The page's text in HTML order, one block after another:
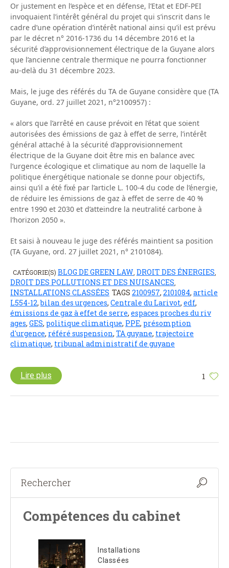
Or justement en l’espèce et en défense, l’Etat et EDF-PEI
invoquaient l’intérêt général du projet qui s’inscrit dans le
cadre d’une opération d’intérêt national ainsi qu’il est prévu
par le décret n° 2016-1736 du 14 décembre 2016 et la
sécurité d’approvisionnement électrique de la Guyane alors
que l’ancienne centrale thermique ne pourra fonctionner
au-delà du 31 décembre 2023.
Mais, le juge des référés du TA de Guyane considère que (TA
Guyane, ord. 27 juillet 2021, n°2100957) :
« alors que l’arrêté en cause prévoit en l’état que soient
autorisées des émissions de gaz à effet de serre, l’intérêt
général attaché à la sécurité d’approvisionnement
électrique de la Guyane doit être mis en balance avec
l’urgence écologique et climatique au nom de laquelle la
politique énergétique nationale se donne pour objectifs,
ainsi qu’il a été fixé par l’article L. 100-4 du code de l’énergie,
de réduire les émissions de gaz à effet de serre de 40 %
entre 1990 et 2030 et d’atteindre la neutralité carbone à
l’horizon 2050 ».
Et saisi à nouveau le juge des référés maintient sa position
(TA Guyane, ord. 27 juillet 2021, n° 2101084).
CATÉGORIE(S) BLOG DE GREEN LAW DROIT DES ÉNERGIES
DROIT DES POLLUTIONS ET DES NUISANCES
INSTALLATIONS CLASSÉES TAGS 2100957, 2101084, article
L554-12,bilan des urgences, Centrale du Larivot, edf,
émissions de gaz à effet de serre, espaces proches du riv
ages, GES, politique climatique, PPE, présomption
d'urgence, référé suspension, TA guyane, trajectoire
climatique, tribunal administratif de guyane
1
Lire plus
Compétences du cabinet
Installations
Classées